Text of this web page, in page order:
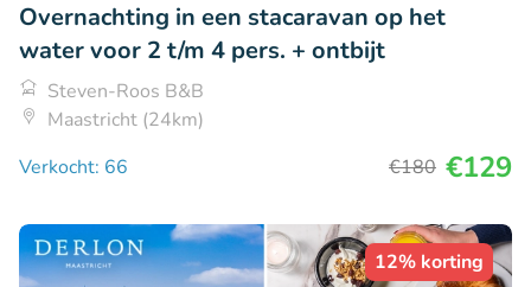
Overnachting in een stacaravan op het
water voor 2 t/m 4 pers. + ontbijt
Steven-Roos B&B
Maastricht (24km)
Verkocht: 66
€180 €129
12% korting